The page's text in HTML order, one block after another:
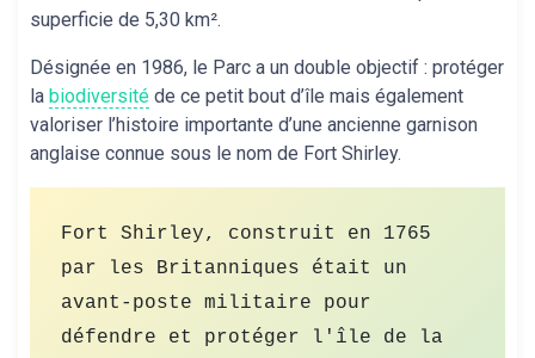
superficie de 5,30 km².
Désignée en 1986, le Parc a un double objectif : protéger
la biodiversité de ce petit bout d’île mais également
valoriser l’histoire importante d’une ancienne garnison
anglaise connue sous le nom de Fort Shirley.
Fort Shirley, construit en 1765
par les Britanniques était un
avant-poste militaire pour
défendre et protéger l'île de la